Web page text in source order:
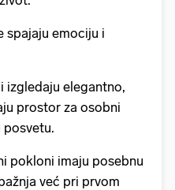
spajaju emociju i
izgledaju elegantno,
prostor za osobni
pokloni imaju posebnu
već pri prvom